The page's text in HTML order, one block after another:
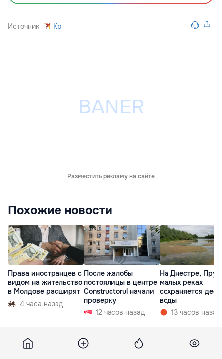
Источник Kp
Разместить рекламу на сайте
Похожие новости
Права иностранцев с
видом на жительство
в Молдове расширят
4 часа назад
После жалобы
постоялицы в центре
Constructorul начали
проверку
12 часов назад
На Днестре,
малых реках
сохраняется
воды
13 часов назад